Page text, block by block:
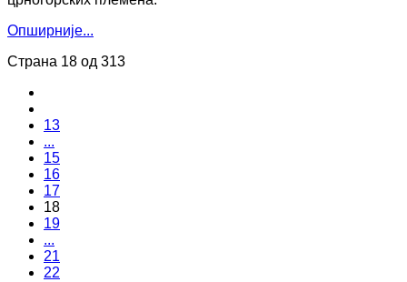
Опширније...
Страна 18 од 313
13
...
15
16
17
18
19
...
21
22